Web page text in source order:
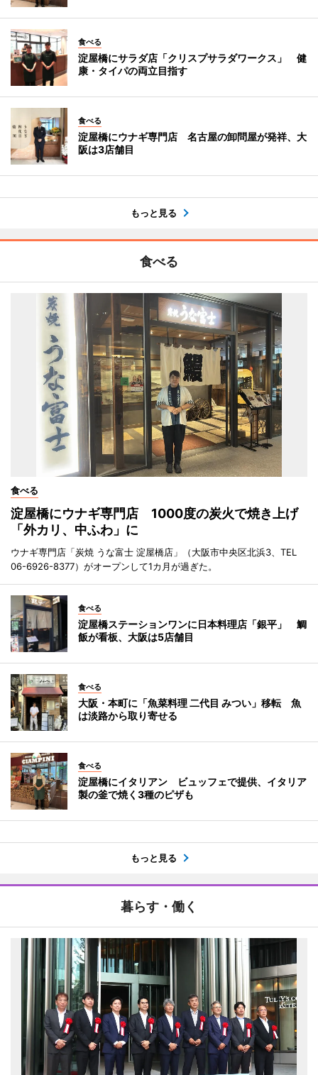
食べる
淀屋橋にサラダ店「クリスプサラダワークス」 健
康・タイパの両立目指す
食べる
淀屋橋にウナギ専門店 名古屋の卸問屋が発祥、大
阪は3店舗目
もっと見る
食べる
食べる
淀屋橋にウナギ専門店 1000度の炭火で焼き上げ
「外カリ、中ふわ」に
ウナギ専門店「炭焼 うな富士 淀屋橋店」（大阪市中央区北浜3、TEL
06-6926-8377）がオープンして1カ月が過ぎた。
食べる
淀屋橋ステーションワンに日本料理店「銀平」 鯛
飯が看板、大阪は5店舗目
食べる
大阪・本町に「魚菜料理 二代目 みつい」移転 魚
は淡路から取り寄せる
食べる
淀屋橋にイタリアン ビュッフェで提供、イタリア
製の釜で焼く3種のピザも
もっと見る
暮らす・働く